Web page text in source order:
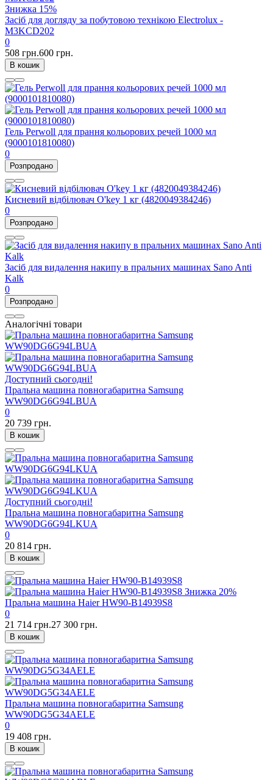
Знижка 15%
Засіб для догляду за побутовою технікою Electrolux -
M3KCD202
0
508 грн.600 грн.
В кошик
Гель Perwoll для прання кольорових речей 1000 мл
(9000101810080)
0
Розпродано
Кисневий відбілювач O'key 1 кг (4820049384246)
0
Розпродано
Засіб для видалення накипу в пральних машинах Sano Anti
Kalk
0
Розпродано
Аналогічні товари
Доступний сьогодні!
Пральна машина повногабаритна Samsung
WW90DG6G94LBUA
0
20 739 грн.
В кошик
Доступний сьогодні!
Пральна машина повногабаритна Samsung
WW90DG6G94LKUA
0
20 814 грн.
В кошик
Знижка 20%
Пральна машина Haier HW90-B14939S8
0
21 714 грн.27 300 грн.
В кошик
Пральна машина повногабаритна Samsung
WW90DG5G34AELE
0
19 408 грн.
В кошик